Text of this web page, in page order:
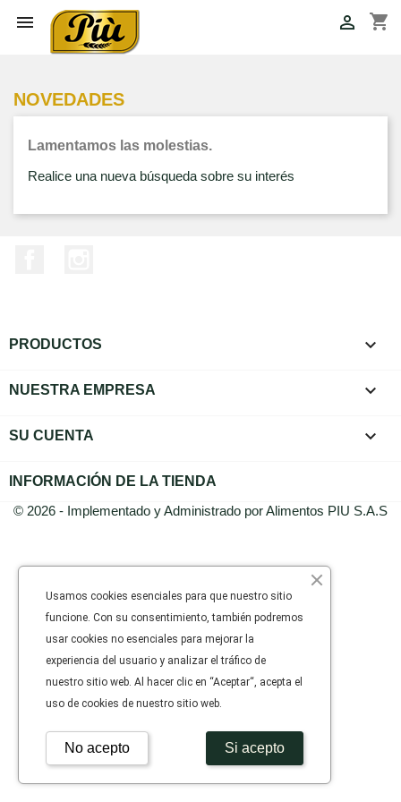
 shopping_cart

NOVEDADES
Lamentamos las molestias.
Realice una nueva búsqueda sobre su interés
PRODUCTOS 
NUESTRA EMPRESA 
SU CUENTA 
INFORMACIÓN DE LA TIENDA
© 2026 - Implementado y Administrado por Alimentos PIU S.A.S
Usamos cookies esenciales para que nuestro sitio
funcione. Con su consentimiento, también podremos
usar cookies no esenciales para mejorar la
experiencia del usuario y analizar el tráfico de
nuestro sitio web. Al hacer clic en “Aceptar“, acepta el
uso de cookies de nuestro sitio web.
Si acepto
No acepto